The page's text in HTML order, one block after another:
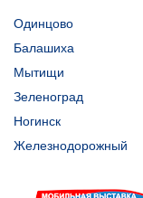
Одинцово
Балашиха
Мытищи
Зеленоград
Ногинск
Железнодорожный